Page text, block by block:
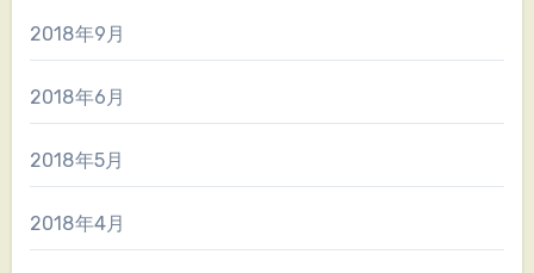
2018年9月
2018年6月
2018年5月
2018年4月